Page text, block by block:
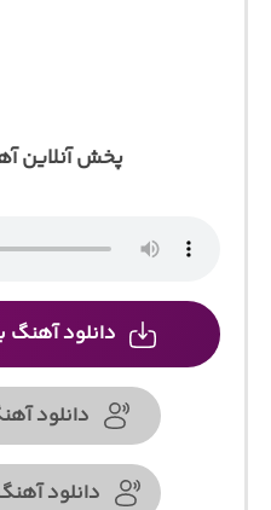
پخش آنلاین
دانلود آهنگ
دانلود
دانلود